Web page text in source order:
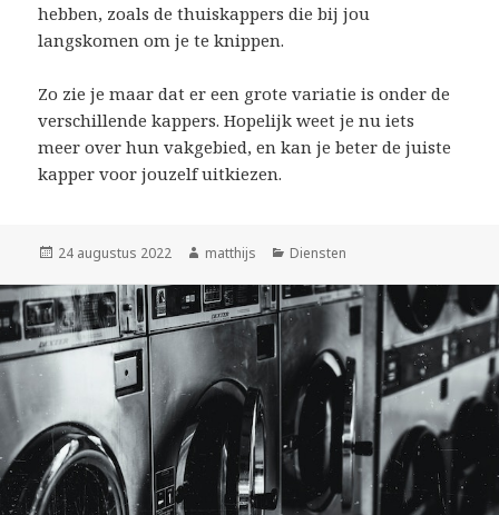
hebben, zoals de thuiskappers die bij jou
langskomen om je te knippen.
Zo zie je maar dat er een grote variatie is onder de
verschillende kappers. Hopelijk weet je nu iets
meer over hun vakgebied, en kan je beter de juiste
kapper voor jouzelf uitkiezen.
Geplaatst
24 augustus 2022 Auteur
matthijs Categorieën
Diensten